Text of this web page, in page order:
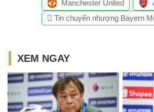
Manchester United
Tin chuyển nhượng Bayern